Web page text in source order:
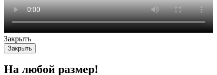
Закрыть
Закрыть
На любой размер!